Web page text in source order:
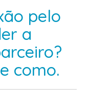
pelo
a
como.